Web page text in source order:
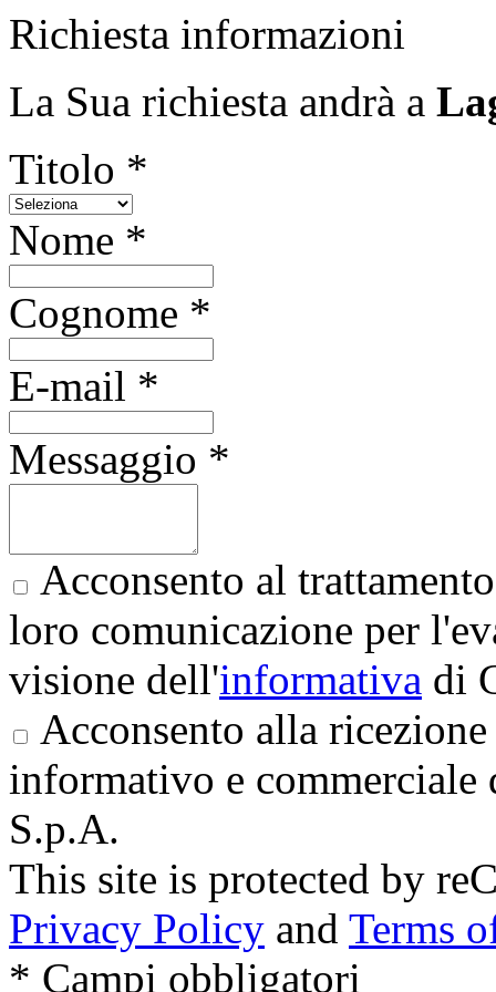
Richiesta informazioni
La Sua richiesta andrà a
Titolo *
Nome *
Cognome *
E-mail *
Messaggio *
Acconsento al
loro comunicazione per
visione dell'informativa di
Acconsento alla
informativo e
S.p.A.
This site is protected by
Privacy Policy and Terms
* Campi obbligatori